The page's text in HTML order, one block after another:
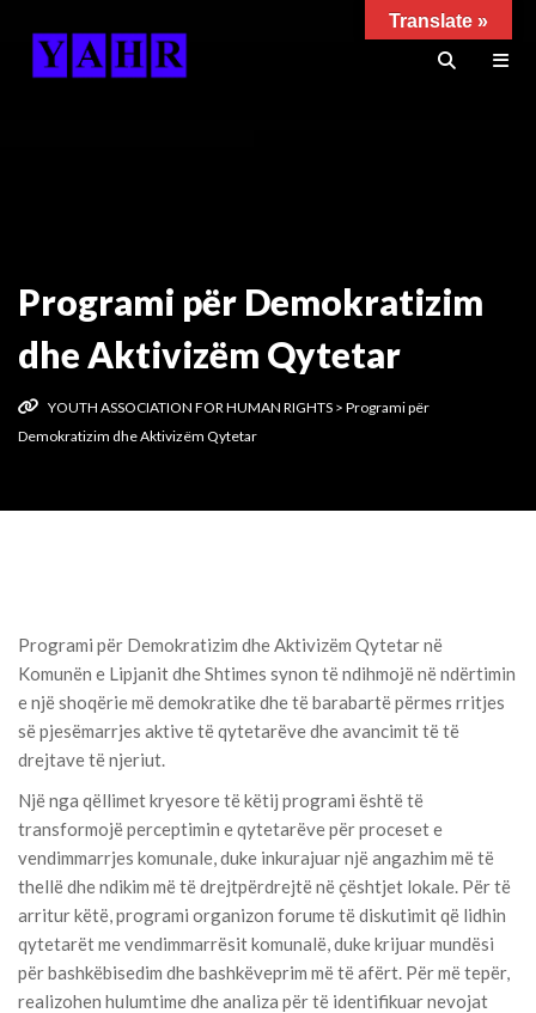
Programi për Demokratizim
dhe Aktivizëm Qytetar
YOUTH ASSOCIATION FOR HUMAN RIGHTS > Programi për
Demokratizim dhe Aktivizëm Qytetar
Programi për Demokratizim dhe Aktivizëm Qytetar në
Komunën e Lipjanit dhe Shtimes synon të ndihmojë në ndërtimin
e një shoqërie më demokratike dhe të barabartë përmes rritjes
së pjesëmarrjes aktive të qytetarëve dhe avancimit të të
drejtave të njeriut.
Një nga qëllimet kryesore të këtij programi është të
transformojë perceptimin e qytetarëve për proceset e
vendimmarrjes komunale, duke inkurajuar një angazhim më të
thellë dhe ndikim më të drejtpërdrejtë në çështjet lokale. Për të
arritur këtë, programi organizon forume të diskutimit që lidhin
qytetarët me vendimmarrësit komunalë, duke krijuar mundësi
për bashkëbisedim dhe bashkëveprim më të afërt. Për më tepër,
realizohen hulumtime dhe analiza për të identifikuar nevojat
Translate »